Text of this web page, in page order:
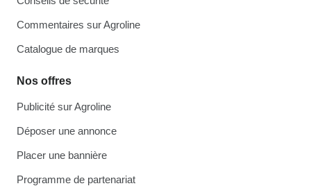
Commentaires sur Agroline
Catalogue de marques
Nos offres
Publicité sur Agroline
Déposer une annonce
Placer une bannière
Programme de partenariat